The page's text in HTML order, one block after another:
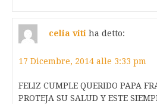
celia viti ha detto:
17 Dicembre, 2014 alle 3:33 pm
FELIZ CUMPLE QUERIDO PAPA
PROTEJA SU SALUD Y ESTE